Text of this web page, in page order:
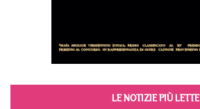
LE NOTIZIE PIÙ LETTE